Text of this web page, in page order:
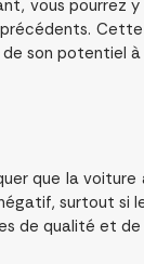
vous pourrez
son potentiel
que la
surtout si
de qualité et